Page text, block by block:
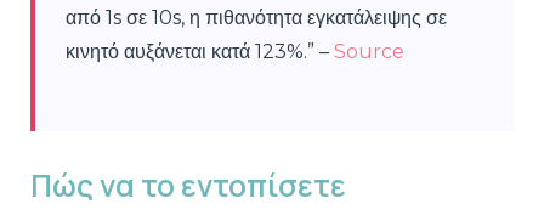
από 1s σε 10s, η πιθανότητα εγκατάλειψης σε
κινητό αυξάνεται κατά 123%.” – Source
Πώς να το εντοπίσετε